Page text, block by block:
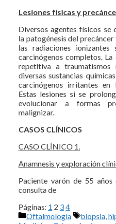
Lesiones físicas y
Diversos agentes físicos se
la patogénesis del
las radiaciones ionizantes
carcinógenos completos.
repetitiva a traumatismos
diversas sustancias
carcinógenos irritantes en
Estas lesiones si se
evolucionar a formas
malignizar.
CASOS CLÍNICOS
CASO CLÍNICO 1.
Anamnesis y exploración
Paciente varón de 55
consulta de
Páginas: 1 2 34
Categorías
Oftalmología Etiquetas
biopsia